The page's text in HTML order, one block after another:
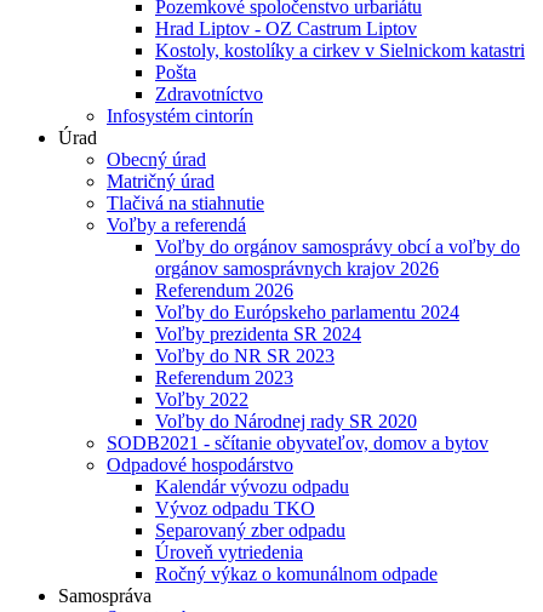
Pozemkové spoločenstvo urbariátu
Hrad Liptov - OZ Castrum Liptov
Kostoly, kostolíky a cirkev v Sielnickom katastri
Pošta
Zdravotníctvo
Infosystém cintorín
Úrad
Obecný úrad
Matričný úrad
Tlačivá na stiahnutie
Voľby a referendá
Voľby do orgánov samosprávy obcí a voľby do
orgánov samosprávnych krajov 2026
Referendum 2026
Voľby do Európskeho parlamentu 2024
Voľby prezidenta SR 2024
Voľby do NR SR 2023
Referendum 2023
Voľby 2022
Voľby do Národnej rady SR 2020
SODB2021 - sčítanie obyvateľov, domov a bytov
Odpadové hospodárstvo
Kalendár vývozu odpadu
Vývoz odpadu TKO
Separovaný zber odpadu
Úroveň vytriedenia
Ročný výkaz o komunálnom odpade
Samospráva